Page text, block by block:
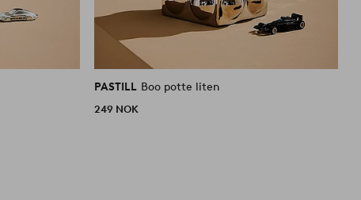
PASTILL Boo potte liten
249 NOK